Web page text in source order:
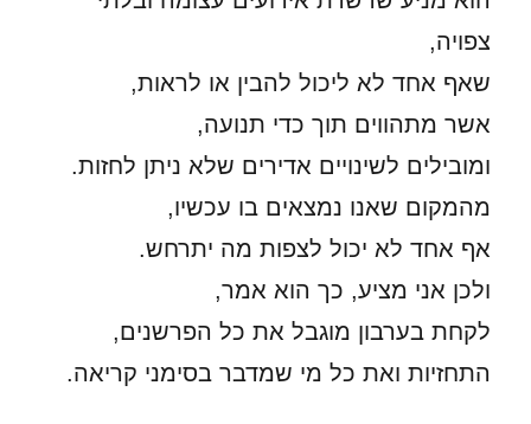
צפויה,
שאף אחד לא ליכול להבין או לראות,
אשר מתהווים תוך כדי תנועה,
ומובילים לשינויים אדירים שלא ניתן לחזות.
מהמקום שאנו נמצאים בו עכשיו,
אף אחד לא יכול לצפות מה יתרחש.
ולכן אני מציע, כך הוא אמר,
לקחת בערבון מוגבל את כל הפרשנים,
התחזיות ואת כל מי שמדבר בסימני קריאה.